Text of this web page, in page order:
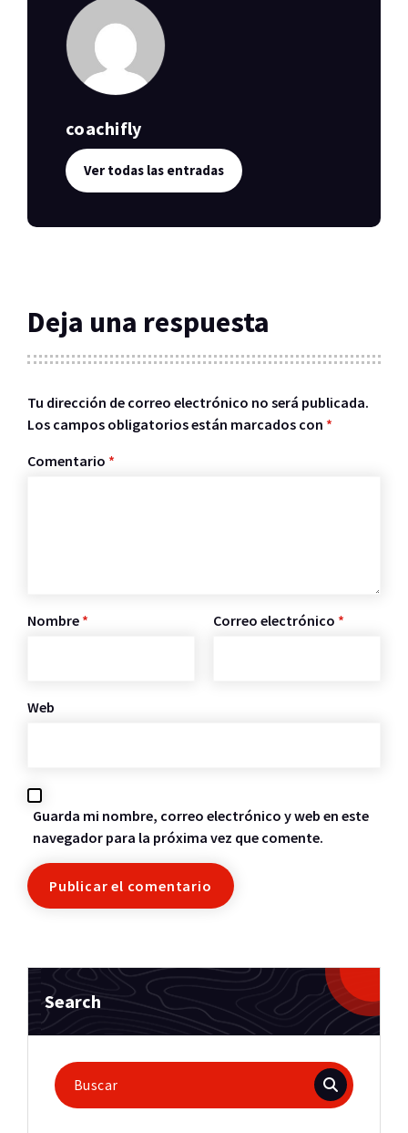
coachifly
Ver todas las entradas
Deja una respuesta
Tu dirección de correo electrónico no será publicada.
Los campos obligatorios están marcados con *
Comentario *
Nombre * Correo electrónico *
Web
Guarda mi nombre, correo electrónico y web en este
navegador para la próxima vez que comente.
Search
Buscar: